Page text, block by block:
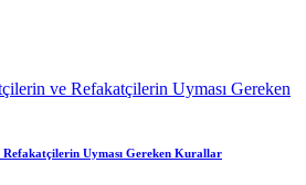
Uyması Gereken Kurallar